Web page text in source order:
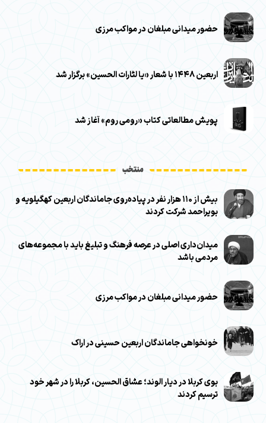
حضور میدانی مبلغان در مواکب مرزی
اربعین ۱۴۴۸ با شعار «یا لثارات الحسین» برگزار شد
پویش مطالعاتی کتاب «رومی روم» آغاز شد
منتخب
بیش از ۱۱۰ هزار نفر در پیاده‌روی جاماندگان اربعین کهگیلویه و
بویراحمد شرکت کردند
میدان‌داری اصلی در عرصه فرهنگ و تبلیغ باید با مجموعه‌های
مردمی باشد
حضور میدانی مبلغان در مواکب مرزی
خونخواهی جاماندگان اربعین حسینی در اراک
بوی کربلا در دیار الوند؛ عشاق الحسین، کربلا را در شهر خود
ترسیم کردند